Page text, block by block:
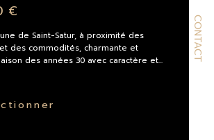
CONTACT
€
de Saint-Satur, à proximité des
des commodités, charmante et
des années 30 avec caractère et...